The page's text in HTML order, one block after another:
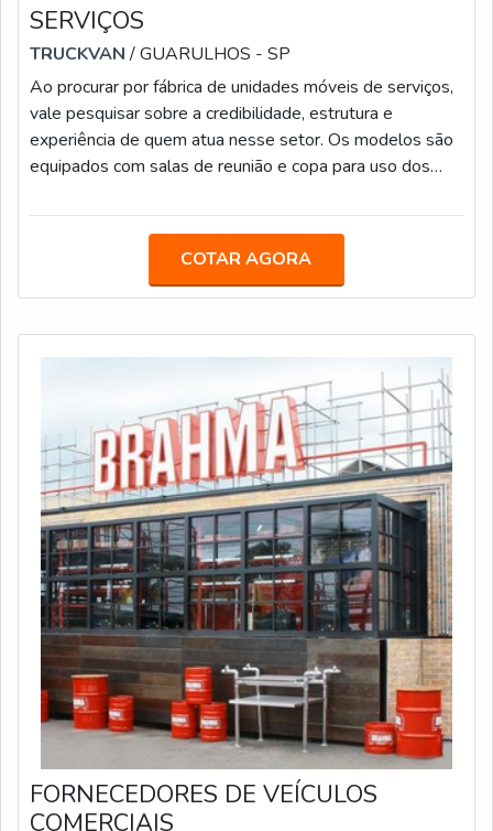
SERVIÇOS
TRUCKVAN/ GUARULHOS - SP
Ao procurar por fábrica de unidades móveis de serviços,
vale pesquisar sobre a credibilidade, estrutura e
experiência de quem atua nesse setor. Os modelos são
equipados com salas de reunião e copa para uso dos
com acessibilidade e sala de espera. As unidades
serviços públicos e informações de diversas Secretarias
Municipais, com comodidade e facilidade para os
COTAR AGORA
FORNECEDORES DE VEÍCULOS
COMERCIAIS